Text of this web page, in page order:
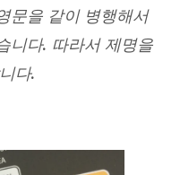
문을 같이 병행해서
니다. 따라서 제명을
다.